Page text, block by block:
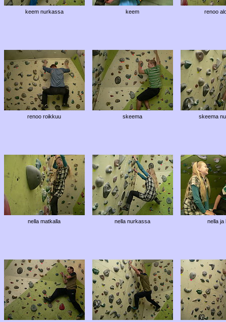
keem nurkassa keem renoo
renoo roikkuu skeema skeema
nella matkalla nella nurkassa nella ja